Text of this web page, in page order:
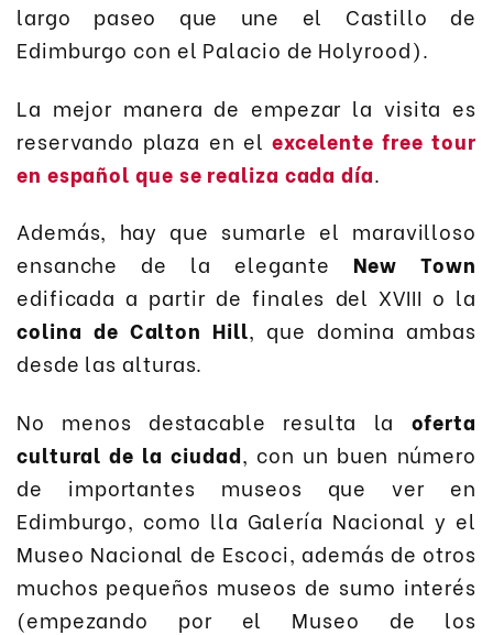
largo paseo que une el Castillo de
Edimburgo con el Palacio de Holyrood).
La mejor manera de empezar la visita es
reservando plaza en elexcelente free tour
en español que se realiza cada día.
Además, hay que sumarle el maravilloso
ensanche de la elegante New Town
edificada a partir de finales del XVIII o la
colina de Calton Hill, que domina ambas
desde las alturas.
No menos destacable resulta la oferta
cultural de la ciudad, con un buen número
de importantes museos que ver en
Edimburgo, como lla Galería Nacional y el
Museo Nacional de Escoci, además de otros
muchos pequeños museos de sumo interés
(empezando por el Museo de los